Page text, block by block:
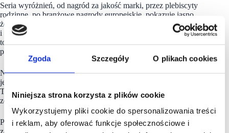
Zgoda Szczegóły O plikach cookies
Niniejsza strona korzysta z plików cookie
Wykorzystujemy pliki cookie do spersonalizowania treści
i reklam, aby oferować funkcje społecznościowe i
Seria wyróżnień, od nagród za jakość marki, przez plebiscyty
rodzinne, po branżowe nagrody europejskie, pokazuje jasno,
że Mandoria rozwija się w sposób konsekwentny
i przemyślany. Park nie tylko rozbudowuje ofertę, ale robi
to w standardzie, który jest zauważalny i doceniany na wielu
poziomach.
Nowa, zewnętrzna strefa parku, której otwarcie planowane jest
jeszcze w tym roku, stanowi kolejny krok w rozwoju Mandorii.
To ważny moment, po raz pierwszy w historii Miasta Przygód
zostaną udostępnione atrakcje w przestrzeni plenerowej.
Podobnie jak w pozostałych częściach parku, zostanie
zachowana najwyższa jakość wykonania oraz spójna stylistyka.